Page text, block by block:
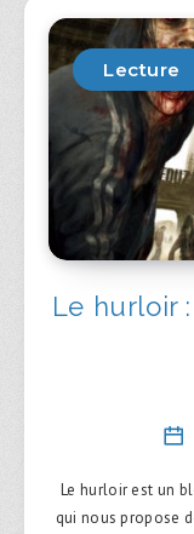
Lecture
Le hurloir
Le hurloir est un
qui nous propose